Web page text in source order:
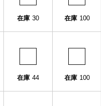
在庫 30 在庫 100
在庫 44 在庫 100